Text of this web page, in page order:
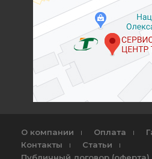
О компании Оплата
Контакты
Статьи